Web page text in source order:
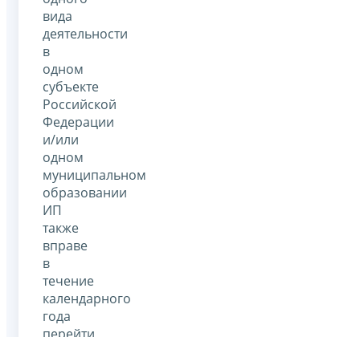
вида
деятельности
в
одном
субъекте
Российской
Федерации
и/или
одном
муниципальном
образовании
ИП
также
вправе
в
течение
календарного
года